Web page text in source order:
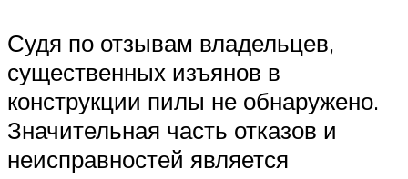
Судя по отзывам владельцев,
существенных изъянов в
конструкции пилы не обнаружено.
Значительная часть отказов и
неисправностей является